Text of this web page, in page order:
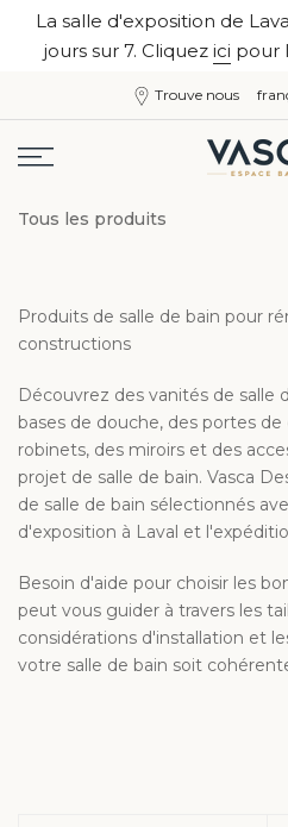
Aller
La salle d'exposition de
jours sur 7. Cliquez ici pour
Trouve nous
Tous les produits
Produits de salle de bain pour
constructions
Découvrez des vanités de salle
bases de douche, des portes
robinets, des miroirs et des
projet de salle de bain. Vasca
de salle de bain sélectionnés
d'exposition à Laval et
Besoin d'aide pour choisir les
peut vous guider à travers les
considérations d'installation et
votre salle de bain soit